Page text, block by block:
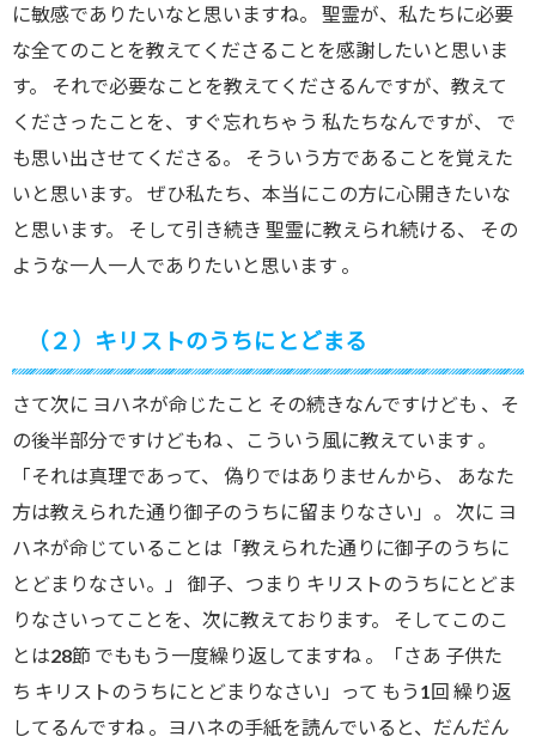
に敏感でありたいなと思いますね。 聖霊が、私たちに必要
な全てのことを教えてくださることを感謝したいと思いま
す。 それで必要なことを教えてくださるんですが、教えて
くださったことを、すぐ忘れちゃう 私たちなんですが、 で
も思い出させてくださる。 そういう方であることを覚えた
いと思います。 ぜひ私たち、本当にこの方に心開きたいな
と思います。 そして引き続き 聖霊に教えられ続ける、 その
ような一人一人でありたいと思います 。
（２）キリストのうちにとどまる
さて次に ヨハネが命じたこと その続きなんですけども 、そ
の後半部分ですけどもね 、こういう風に教えています 。
「それは真理であって、 偽りではありませんから、 あなた
方は教えられた通り御子のうちに留まりなさい」。 次に ヨ
ハネが命じていることは「教えられた通りに御子のうちに
とどまりなさい。」 御子、つまり キリストのうちにとどま
りなさいってことを、次に教えております。 そしてこのこ
とは28節 でももう一度繰り返してますね 。「さあ 子供た
ち キリストのうちにとどまりなさい」って もう1回 繰り返
してるんですね 。ヨハネの手紙を読んでいると、だんだん